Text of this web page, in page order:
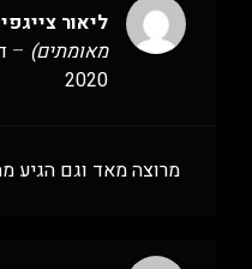
ליאור
מאומתים) –
2020
מרוצה מאד וגם הגיע מהר תוך 16 ימים